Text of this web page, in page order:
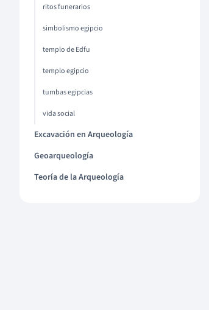
ritos funerarios
simbolismo egipcio
templo de Edfu
templo egipcio
tumbas egipcias
vida social
Excavación en Arqueología
Geoarqueología
Teoría de la Arqueología